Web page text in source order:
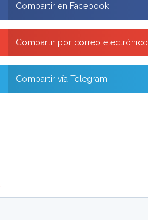
Compartir en Facebook
Compartir por correo electrónico
Compartir vía Telegram